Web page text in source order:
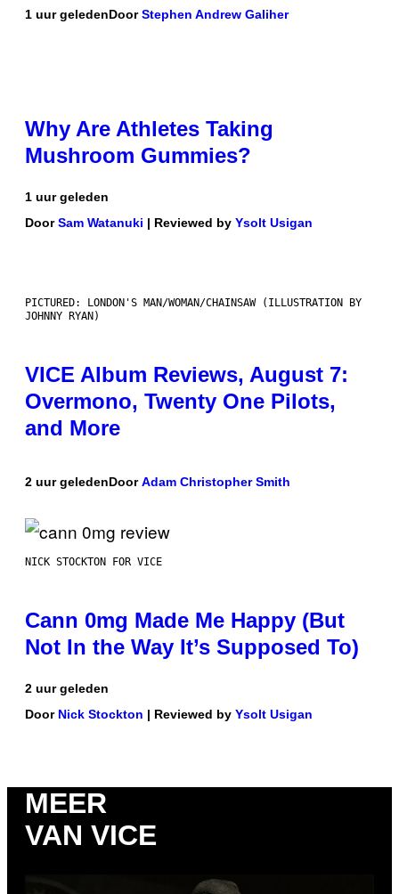
1 uur geledenDoorStephen Andrew Galiher
Why Are Athletes Taking
Mushroom Gummies?
1 uur geleden
DoorSam Watanuki | Reviewed by Ysolt Usigan
PICTURED: LONDON'S MAN/WOMAN/CHAINSAW (ILLUSTRATION BY
JOHNNY RYAN)
VICE Album Reviews, August 7:
Overmono, Twenty One Pilots,
and More
2 uur geledenDoorAdam Christopher Smith
NICK STOCKTON FOR VICE
Cann 0mg Made Me Happy (But
Not In the Way It’s Supposed To)
2 uur geleden
Door Nick Stockton | Reviewed by Ysolt Usigan
MEER
VAN VICE